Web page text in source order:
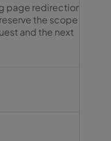
page redirection
the scope
and the next